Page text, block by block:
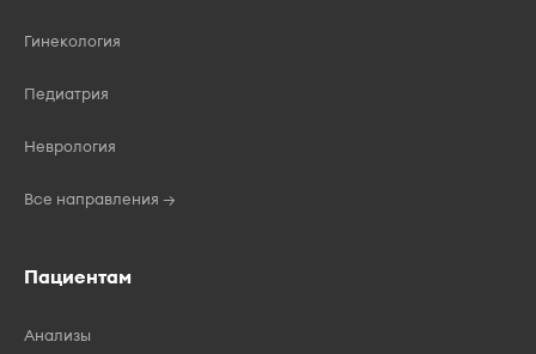
Гинекология
Педиатрия
Неврология
Все направления →
Пациентам
Анализы